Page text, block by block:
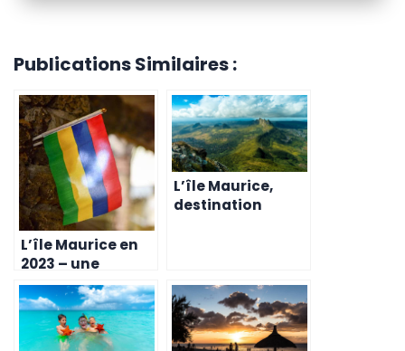
Publications Similaires :
L’île Maurice en
2023 – une
destination
entrepreneuriale
de premier choix
pour les Belges
L’île Maurice,
destination